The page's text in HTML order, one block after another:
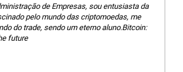
de Empresas, sou entusiasta da
pelo mundo das criptomoedas, me
do trade, sendo um eterno aluno.Bitcoin:
future